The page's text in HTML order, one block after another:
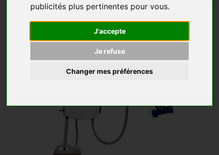
publicités plus pertinentes pour vous.
J'accepte
Je refuse
Changer mes préférences